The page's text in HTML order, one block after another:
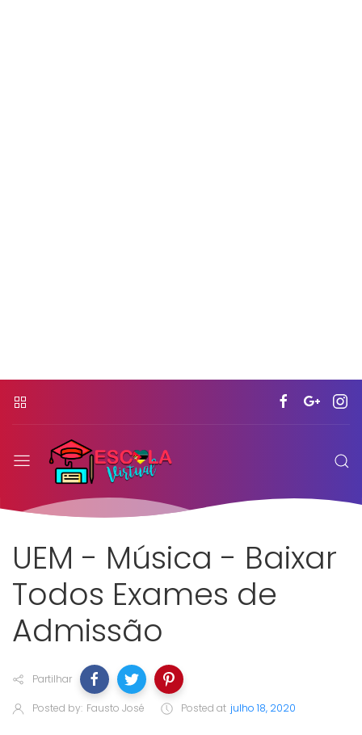
UEM - Música - Baixar
Todos Exames de
Admissão
Partilhar
Posted by: Fausto José Posted at julho 18, 2020